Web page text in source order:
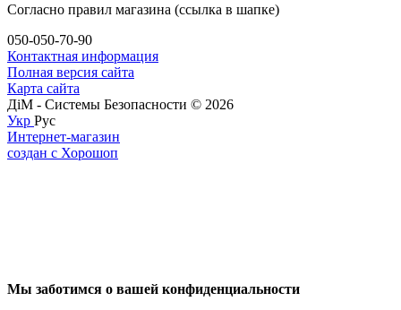
Согласно правил магазина (ссылка в шапке)
050-050-70-90
Контактная информация
Полная версия сайта
Карта сайта
ДіМ - Системы Безопасности © 2026
Укр Рус
Интернет-магазин
создан с Хорошоп
Мы заботимся о вашей конфиденциальности